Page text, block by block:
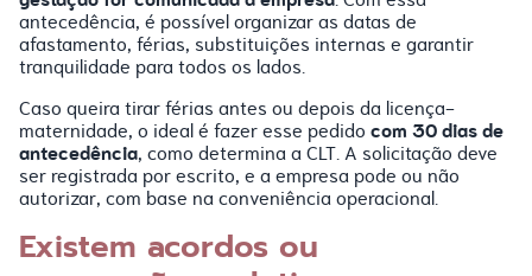
antecedência, é possível organizar as datas de
afastamento, férias, substituições internas e garantir
tranquilidade para todos os lados.
Caso queira tirar férias antes ou depois da licença-
maternidade, o ideal é fazer esse pedidocom 30 dias de
antecedência, como determina a CLT. A solicitação deve
ser registrada por escrito, e a empresa pode ou não
autorizar, com base na conveniência operacional.
Existem acordos ou